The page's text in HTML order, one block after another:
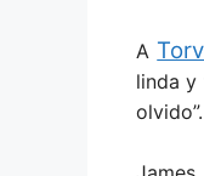
A
linda y
olvido”.